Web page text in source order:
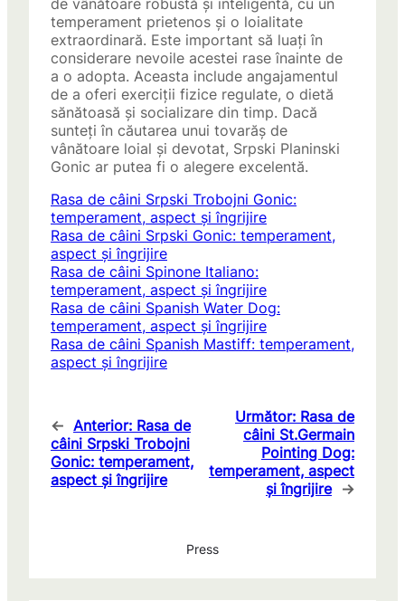
de vânătoare robustă și inteligentă, cu un
temperament prietenos și o loialitate
extraordinară. Este important să luați în
considerare nevoile acestei rase înainte de
a o adopta. Aceasta include angajamentul
de a oferi exerciții fizice regulate, o dietă
sănătoasă și socializare din timp. Dacă
sunteți în căutarea unui tovarăș de
vânătoare loial și devotat, Srpski Planinski
Gonic ar putea fi o alegere excelentă.
Rasa de câini Srpski Trobojni Gonic:
temperament, aspect și îngrijire
Rasa de câini Srpski Gonic: temperament,
aspect și îngrijire
Rasa de câini Spinone Italiano:
temperament, aspect și îngrijire
Rasa de câini Spanish Water Dog:
temperament, aspect și îngrijire
Rasa de câini Spanish Mastiff: temperament,
aspect și îngrijire
← Anterior: Rasa de
câini Srpski Trobojni
Gonic: temperament,
aspect și îngrijire
Următor: Rasa de
câini St.Germain
Pointing Dog:
temperament, aspect
și îngrijire →
Press